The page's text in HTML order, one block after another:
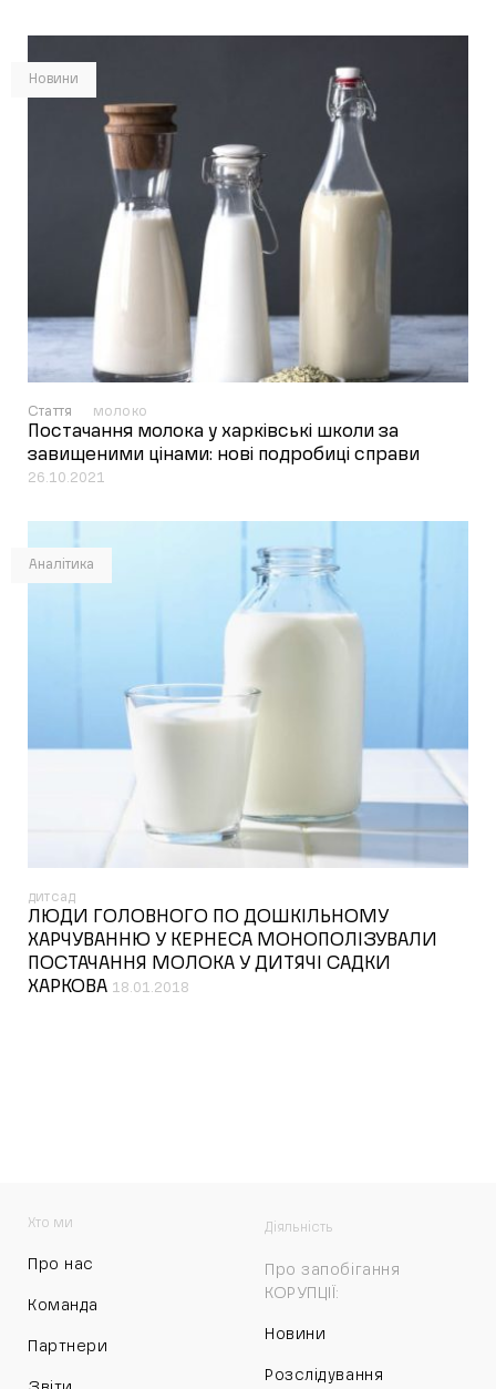
Новини
Стаття молоко
Постачання молока у харківські школи за
завищеними цінами: нові подробиці справи
26.10.2021
Аналітика
дитсад
ЛЮДИ ГОЛОВНОГО ПО ДОШКІЛЬНОМУ
ХАРЧУВАННЮ У КЕРНЕСА МОНОПОЛІЗУВАЛИ
ПОСТАЧАННЯ МОЛОКА У ДИТЯЧІ САДКИ
ХАРКОВА 18.01.2018
Хто ми
Про нас
Команда
Партнери
Діяльність
Про запобігання
КОРУПЦІЇ:
Новини
Розслідування